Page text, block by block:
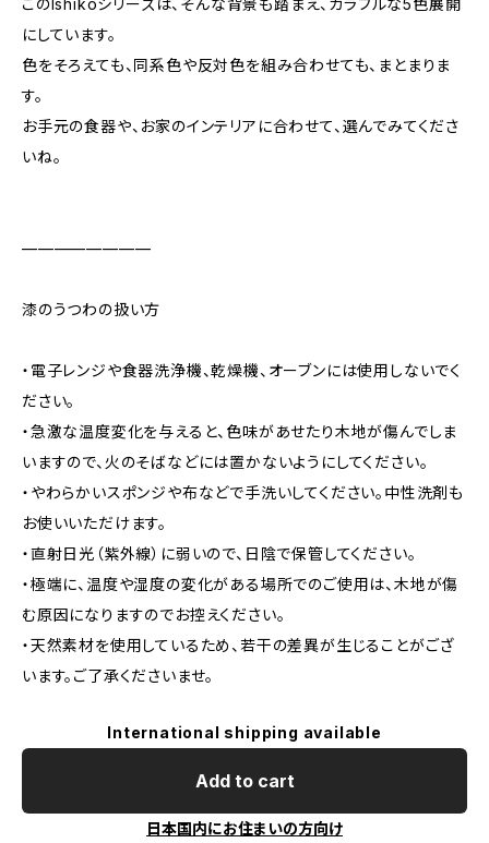
このIshikoシリーズは、そんな背景も踏まえ、カラフルな5色展開
にしています。
色をそろえても、同系色や反対色を組み合わせても、まとまりま
す。
お手元の食器や、お家のインテリアに合わせて、選んでみてくださ
いね。
————————
漆のうつわの扱い方
・電子レンジや食器洗浄機、乾燥機、オーブンには使用しないでく
ださい。
・急激な温度変化を与えると、色味があせたり木地が傷んでしま
いますので、火のそばなどには置かないようにしてください。
・やわらかいスポンジや布などで手洗いしてください。中性洗剤も
お使いいただけます。
・直射日光（紫外線）に弱いので、日陰で保管してください。
・極端に、温度や湿度の変化がある場所でのご使用は、木地が傷
む原因になりますのでお控えください。
・天然素材を使用しているため、若干の差異が生じることがござ
います。ご了承くださいませ。
International shipping available
Add to cart
日本国内にお住まいの方向け